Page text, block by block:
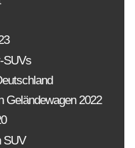
SUVs
Geländewagen 2022
SUV